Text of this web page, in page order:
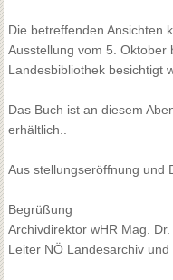
Die betreffenden Ansichten
Ausstellung vom 5. Oktober
Landesbibliothek besichtigt
Das Buch ist an diesem
erhältlich..
Aus stellungseröffnung und
Begrüßung
Archivdirektor wHR Mag.
Leiter NÖ Landesarchiv